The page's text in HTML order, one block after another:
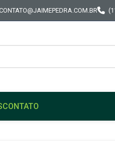
CONTATO